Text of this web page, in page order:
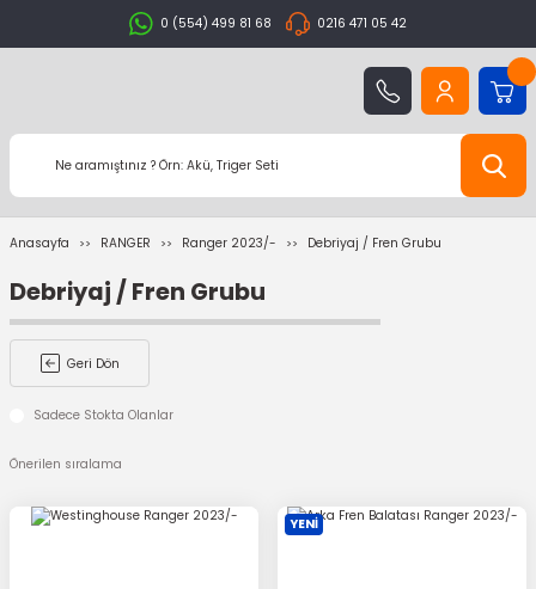
0 (554) 499 81 68 0216 471 05 42
Anasayfa RANGER Ranger 2023/- Debriyaj / Fren Grubu
Debriyaj / Fren Grubu
Geri Dön
Sadece Stokta Olanlar
YENİ